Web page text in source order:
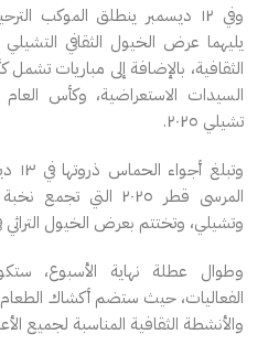
وفي ١٢ ديسمبر ينطلق الموكب
يليهما عرض الخيول الثقافي التشيلي
الثقافية، بالإضافة إلى مباريات
السيدات الاستعراضية، وكأس
تشيلي ٢٠٢٥.
وتبلغ أجواء الحماس ذروتها في
المرسى قطر
التي تجمع
وتشيلي، وتختتم بعرض الخيول التراثي
وطوال عطلة نهاية الأسبوع،
الفعاليات،حيث ستضم أكشاك الطعام،
والأنشطة الثقافية المناسبة لجميع